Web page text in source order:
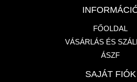
FŐOLDAL
VÁSÁRLÁS ÉS
ÁSZF
SAJÁT FIÓK